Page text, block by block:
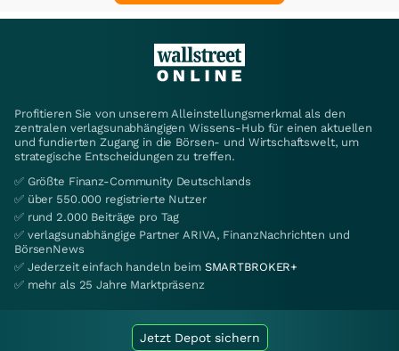
Profitieren Sie von unserem Alleinstellungsmerkmal als den
zentralen verlagsunabhängigen Wissens-Hub für einen aktuellen
und fundierten Zugang in die Börsen- und Wirtschaftswelt, um
strategische Entscheidungen zu treffen.
✅ Größte Finanz-Community Deutschlands
✅ über 550.000 registrierte Nutzer
✅ rund 2.000 Beiträge pro Tag
✅ verlagsunabhängige Partner ARIVA, FinanzNachrichten und
BörsenNews
✅ Jederzeit einfach handeln beim SMARTBROKER+
✅ mehr als 25 Jahre Marktpräsenz
Jetzt Depot sichern